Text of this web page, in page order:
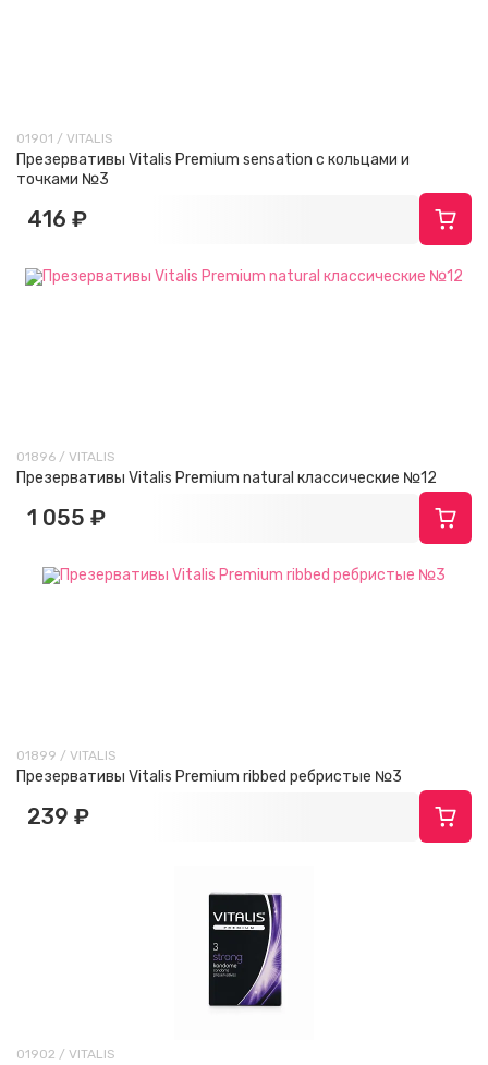
01901 / VITALIS
Презервативы Vitalis Premium sensation с кольцами и
точками №3
416 ₽
01896 / VITALIS
Презервативы Vitalis Premium natural классические №12
1 055 ₽
01899 / VITALIS
Презервативы Vitalis Premium ribbed ребристые №3
239 ₽
01902 / VITALIS